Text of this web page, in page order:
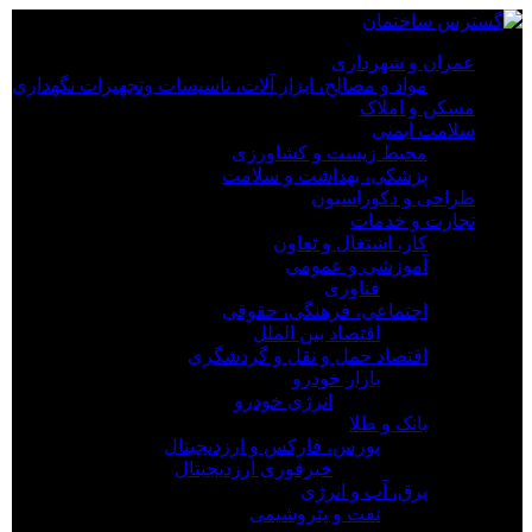
عمران و شهرداری
مواد و مصالح، ابزار آلات، تاسیسات وتجهیزات نگهداری
مسکن و املاک
سلامت ایمنی
محیط زیست و کشاورزی
پزشکی، بهداشت و سلامت
طراحی و دکوراسیون
تجارت و خدمات
کار، اشتغال و تعاون
آموزشی و عمومی
فناوری
اجتماعی، فرهنگی، حقوقی
اقتصاد بین الملل
اقتصاد حمل و نقل و گردشگری
بازار خودرو
انرژی خودرو
بانک و طلا
بورس، فارکس و ارزدیجیتال
خبرفوری ارزدیجیتال
برق، آب و انرژی
نفت و پتروشیمی
×
عمران و شهرداری
مواد و مصالح، ابزار آلات، تاسیسات وتجهیزات نگهداری
مسکن و املاک
سلامت ایمنی
محیط زیست و کشاورزی
پزشکی، بهداشت و سلامت
طراحی و دکوراسیون
تجارت و خدمات
کار، اشتغال و تعاون
آموزشی و عمومی
فناوری
اجتماعی، فرهنگی، حقوقی
اقتصاد بین الملل
اقتصاد حمل و نقل و گردشگری
بازار خودرو
بانک و طلا
بورس، فارکس و ارزدیجیتال
خبرفوری ارزدیجیتال
برق، آب و انرژی